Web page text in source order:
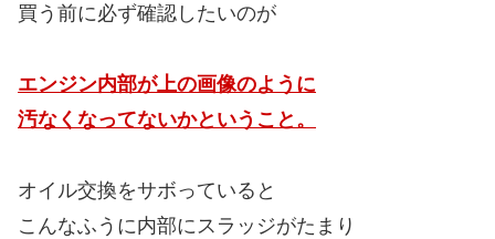
買う前に必ず確認したいのが
エンジン内部が上の画像のように
汚なくなってないかということ。
オイル交換をサボっていると
こんなふうに内部にスラッジがたまり